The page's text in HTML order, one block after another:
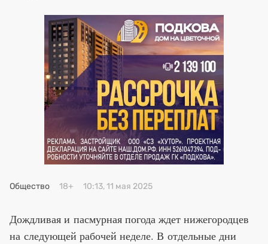
BORЩ
Искусство исцелять
Премия 2026 (текущая)
Премия 2025
Эксперты
Общество 18+ 10:13, 11 мая 2025
Дождливая и пасмурная погода ждет нижегородцев
на следующей рабочей неделе. В отдельные дни